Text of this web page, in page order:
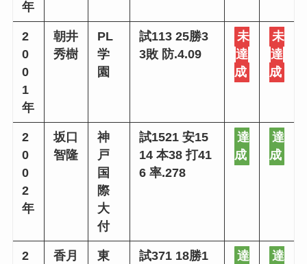
年
2
0
0
1
年
朝井
秀樹
PL
学
園
試113 25勝3
3敗 防.4.09
未
達
成
未
達
成
2
0
0
2
年
坂口
智隆
神
戸
国
際
大
付
試1521 安15
14 本38 打41
6 率.278
達
成
達
成
2
香月
東
試371 18勝1
達
達